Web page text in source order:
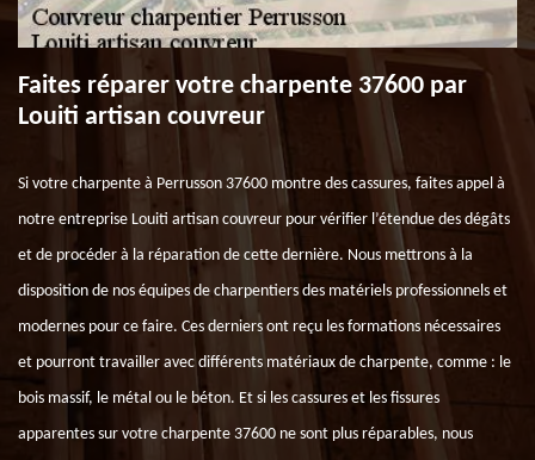
Faites réparer votre charpente 37600 par
Louiti artisan couvreur
Si votre charpente à Perrusson 37600 montre des cassures, faites appel à
notre entreprise Louiti artisan couvreur pour vérifier l’étendue des dégâts
et de procéder à la réparation de cette dernière. Nous mettrons à la
disposition de nos équipes de charpentiers des matériels professionnels et
modernes pour ce faire. Ces derniers ont reçu les formations nécessaires
et pourront travailler avec différents matériaux de charpente, comme : le
bois massif, le métal ou le béton. Et si les cassures et les fissures
apparentes sur votre charpente 37600 ne sont plus réparables, nous